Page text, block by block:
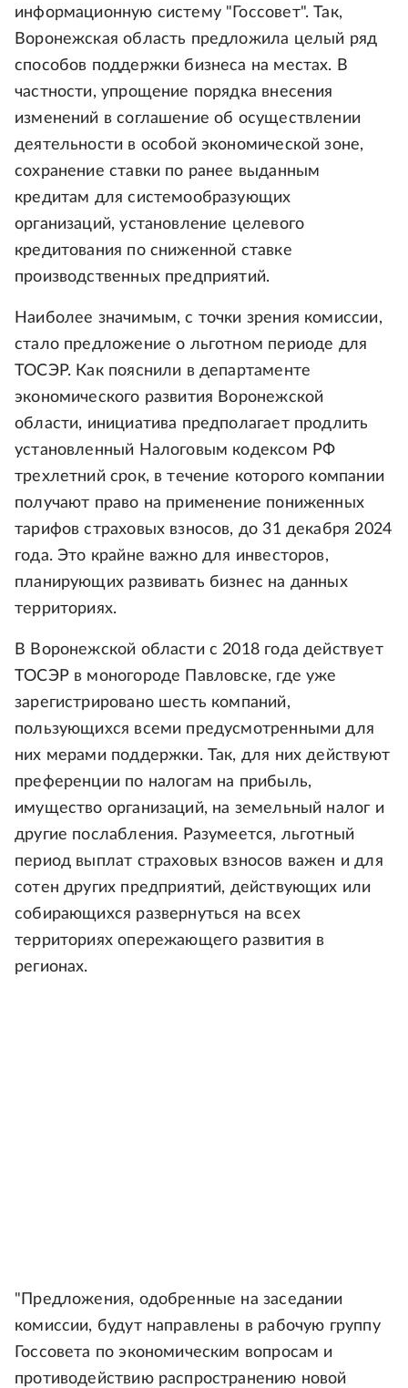
информационную систему "Госсовет". Так,
Воронежская область предложила целый ряд
способов поддержки бизнеса на местах. В
частности, упрощение порядка внесения
изменений в соглашение об осуществлении
деятельности в особой экономической зоне,
сохранение ставки по ранее выданным
кредитам для системообразующих
организаций, установление целевого
кредитования по сниженной ставке
производственных предприятий.
Наиболее значимым, с точки зрения комиссии,
стало предложение о льготном периоде для
ТОСЭР. Как пояснили в департаменте
экономического развития Воронежской
области, инициатива предполагает продлить
установленный Налоговым кодексом РФ
трехлетний срок, в течение которого компании
получают право на применение пониженных
тарифов страховых взносов, до 31 декабря 2024
года. Это крайне важно для инвесторов,
планирующих развивать бизнес на данных
территориях.
В Воронежской области с 2018 года действует
ТОСЭР в моногороде Павловске, где уже
зарегистрировано шесть компаний,
пользующихся всеми предусмотренными для
них мерами поддержки. Так, для них действуют
преференции по налогам на прибыль,
имущество организаций, на земельный налог и
другие послабления. Разумеется, льготный
период выплат страховых взносов важен и для
сотен других предприятий, действующих или
собирающихся развернуться на всех
территориях опережающего развития в
регионах.
"Предложения, одобренные на заседании
комиссии, будут направлены в рабочую группу
Госсовета по экономическим вопросам и
противодействию распространению новой